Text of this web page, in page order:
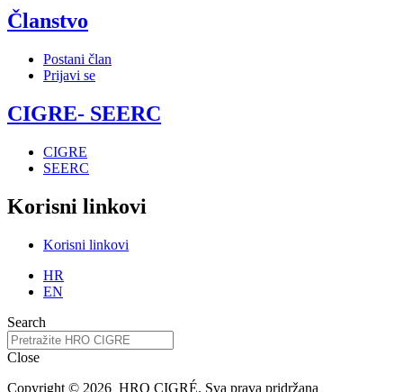
Članstvo
Postani član
Prijavi se
CIGRE- SEERC
CIGRE
SEERC
Korisni linkovi
Korisni linkovi
HR
EN
Search
Close
Copyright © 2026 HRO CIGRÉ. Sva prava pridržana